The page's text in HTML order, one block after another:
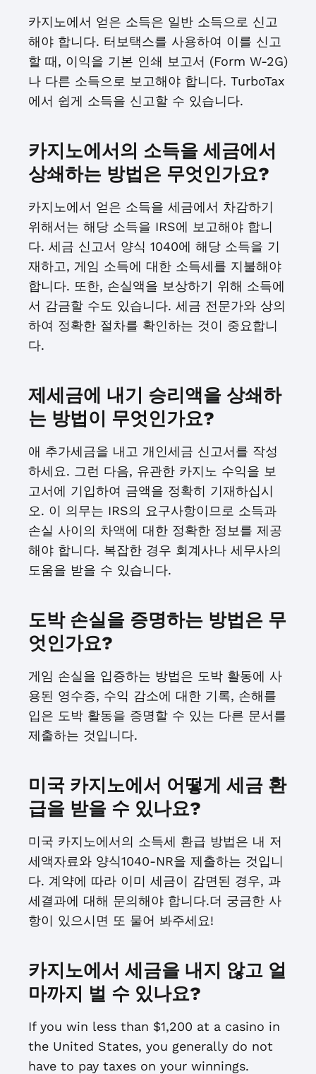
카지노에서 얻은 소득은 일반 소득으로 신고
해야 합니다. 터보택스를 사용하여 이를 신고
할 때, 이익을 기본 인쇄 보고서 (Form W-2G)
나 다른 소득으로 보고해야 합니다. TurboTax
에서 쉽게 소득을 신고할 수 있습니다.
카지노에서의 소득을 세금에서
상쇄하는 방법은 무엇인가요?
카지노에서 얻은 소득을 세금에서 차감하기
위해서는 해당 소득을 IRS에 보고해야 합니
다. 세금 신고서 양식 1040에 해당 소득을 기
재하고, 게임 소득에 대한 소득세를 지불해야
합니다. 또한, 손실액을 보상하기 위해 소득에
서 감금할 수도 있습니다. 세금 전문가와 상의
하여 정확한 절차를 확인하는 것이 중요합니
다.
제세금에 내기 승리액을 상쇄하
는 방법이 무엇인가요?
애 추가세금을 내고 개인세금 신고서를 작성
하세요. 그런 다음, 유관한 카지노 수익을 보
고서에 기입하여 금액을 정확히 기재하십시
오. 이 의무는 IRS의 요구사항이므로 소득과
손실 사이의 차액에 대한 정확한 정보를 제공
해야 합니다. 복잡한 경우 회계사나 세무사의
도움을 받을 수 있습니다.
도박 손실을 증명하는 방법은 무
엇인가요?
게임 손실을 입증하는 방법은 도박 활동에 사
용된 영수증, 수익 감소에 대한 기록, 손해를
입은 도박 활동을 증명할 수 있는 다른 문서를
제출하는 것입니다.
미국 카지노에서 어떻게 세금 환
급을 받을 수 있나요?
미국 카지노에서의 소득세 환급 방법은 내 저
세액자료와 양식1040-NR을 제출하는 것입니
다. 계약에 따라 이미 세금이 감면된 경우, 과
세결과에 대해 문의해야 합니다.더 궁금한 사
항이 있으시면 또 물어 봐주세요!
카지노에서 세금을 내지 않고 얼
마까지 벌 수 있나요?
If you win less than $1,200 at a casino in
the United States, you generally do not
have to pay taxes on your winnings.